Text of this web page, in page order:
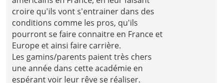
croire qu'ils vont s'entrainer dans des
conditions comme les pros, qu'ils
pourront se faire connaitre en France et
Europe et ainsi faire carrière.
Les gamins/parents paient très chers
une année dans cette académie en
espérant voir leur rêve se réaliser.